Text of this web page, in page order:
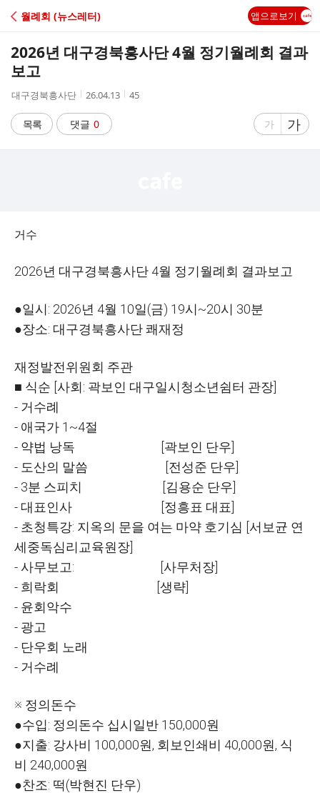
C
A
월례회 (뉴스레터) 앱으로보기
2026년 대구경북흥사단 4월 정기월례회 결과
보고
작
자
대구경북흥사단
작
시
간
26.04.13
조
45
목록 댓글 0
글
가
글
자
가
거수
2026년 대구경북흥사단 4월 정기월례회 결과보고
●일시: 2026년 4월 10일(금) 19시~20시 30분
●장소: 대구경북흥사단 쾌재정
재정발전위원회 주관
■ 식순 [사회: 곽보인 대구일시청소년쉼터 관장]
- 거수례
- 애국가 1~4절
- 약법 낭독 [곽보인 단우]
- 도산의 말씀 [전성준 단우]
- 3분 스피치 [김용순 단우]
- 대표인사 [정흥표 대표]
- 초청특강: 지옥의 문을 여는 마약 호기심 [서보균 연
세중독심리교육원장]
- 사무보고: [사무처장]
- 희락회 [생략]
- 윤회악수
- 광고
- 단우회 노래
- 거수례
※ 정의돈수
●수입: 정의돈수 십시일반 150,000원
●지출: 강사비 100,000원, 회보인쇄비 40,000원, 식
비 240,000원
●찬조: 떡(박현진 단우)